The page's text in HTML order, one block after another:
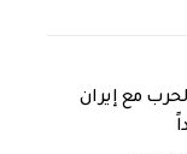
مع إيران